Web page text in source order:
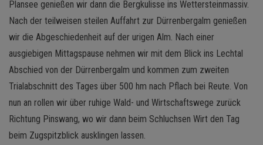
Plansee genießen wir dann die Bergkulisse ins Wettersteinmassiv.
Nach der teilweisen steilen Auffahrt zur Dürrenbergalm genießen
wir die Abgeschiedenheit auf der urigen Alm. Nach einer
ausgiebigen Mittagspause nehmen wir mit dem Blick ins Lechtal
Abschied von der Dürrenbergalm und kommen zum zweiten
Trialabschnitt des Tages über 500 hm nach Pflach bei Reute. Von
nun an rollen wir über ruhige Wald- und Wirtschaftswege zurück
Richtung Pinswang, wo wir dann beim Schluchsen Wirt den Tag
beim Zugspitzblick ausklingen lassen.